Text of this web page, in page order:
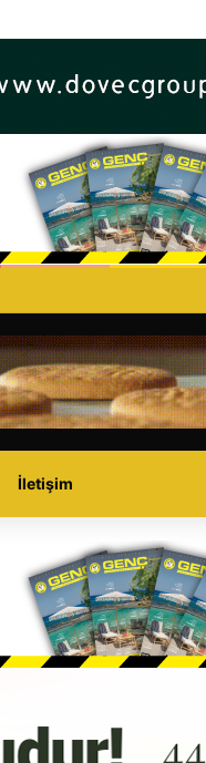
ardından isyan etti: Affet
İletişim